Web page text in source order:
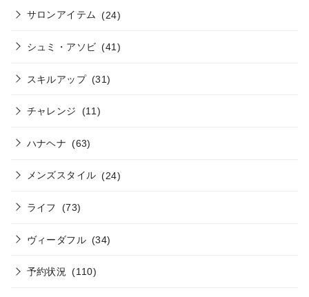
サロンアイテム (24)
シュミ・アソビ (41)
スキルアップ (31)
チャレンジ (11)
ハナヘナ (63)
メンズスタイル (24)
ライフ (73)
ヴィーダフル (34)
予約状況 (110)